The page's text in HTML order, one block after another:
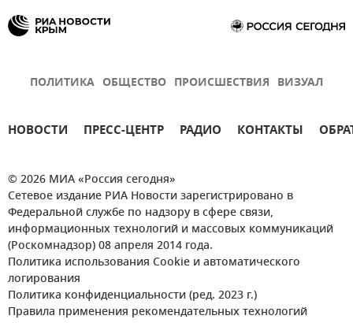
ПОЛИТИКА ОБЩЕСТВО ПРОИСШЕСТВИЯ ВИЗУАЛ
НОВОСТИ ПРЕСС-ЦЕНТР РАДИО КОНТАКТЫ
© 2026 МИА «Россия сегодня»
Сетевое издание РИА Новости зарегистрировано в
Федеральной службе по надзору в сфере связи,
информационных технологий и массовых коммуникаций
(Роскомнадзор) 08 апреля 2014 года.
Политика использования Cookie и автоматического
логирования
Политика конфиденциальности (ред. 2023 г.)
Правила применения рекомендательных технологий